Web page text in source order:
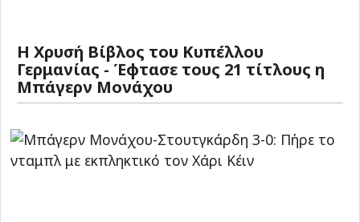
Η Χρυσή Βίβλος του Κυπέλλου
Γερμανίας - Έφτασε τους 21 τίτλους η
Μπάγερν Μονάχου